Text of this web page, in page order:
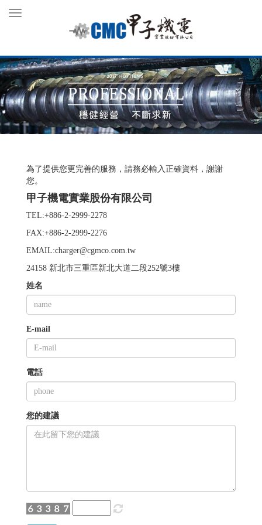
Toggle
為了提供您更完善的服務，請務必輸入正確資料，謝謝
您。
甲子機電實業股份有限公司
TEL:+886-2-2999-2278
FAX:+886-2-2999-2276
EMAIL:charger@cgmco.com.tw
24158 新北市三重區新北大道二段252號3樓
姓名
E-mail
電話
您的建議